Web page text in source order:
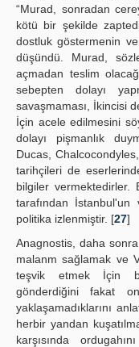
“Murad, sonradan
kötü bir şekilde
dostluk göstermenin
düşündü. Murad,
açmadan teslim
sebepten dolayı
savaşmaması, İkincisi
İçin acele edilmesini
dolayı pişmanlık
Ducas,
tarihçileri de
bilgiler vermektedirler.
tarafından İstanbul'un
politika izlenmiştir. [27]
Anagnostis, daha
malanm sağlamak ve
teşvik etmek İçin
gönderdiğini fakat
yaklaşamadıklarını
herbir yandan
karşısında